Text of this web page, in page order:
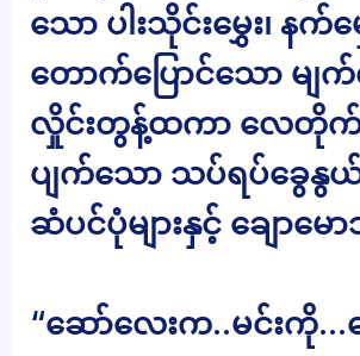
သော ပါးသိုင်းမွှေး၊ နက်မှ
တောက်ပြောင်သော မျက်လုံ
လှိုင်းတွန့်ထကာ လေတိုက်
ပျက်သော သပ်ရပ်ခွေ
ဆံပင်ပုံများနှင့် ချောမေ
“ဆော်လေးက..မင်းကို…က